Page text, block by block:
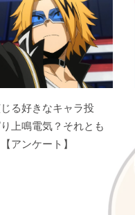
る好きなキャラ投
上鳴電気？それとも
アンケート】